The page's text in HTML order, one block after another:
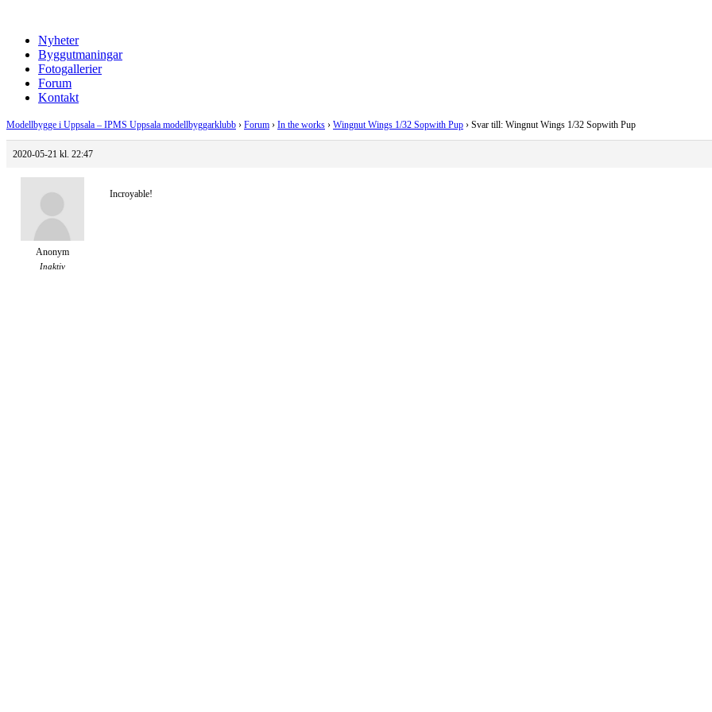
Nyheter
Byggutmaningar
Fotogallerier
Forum
Kontakt
Modellbygge i Uppsala – IPMS Uppsala modellbyggarklubb › Forum › In the works › Wingnut Wings 1/32 Sopwith Pup › Svar till: Wingnut Wings 1/32 Sopwith Pup
2020-05-21 kl. 22:47
Anonym
Inaktiv
Incroyable!